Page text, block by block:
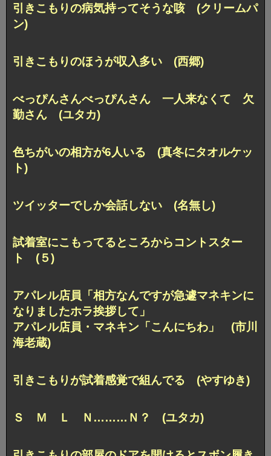
引きこもりの病気持ってそうな咳 (クリームパ
ン)
引きこもりのほうが収入多い (西郷)
べっぴんさんべっぴんさん 一人来なくて 欠
勤さん (ユタカ)
色ちがいの相方が6人いる (真冬にタオルケッ
ト)
ツイッターでしか会話しない (名無し)
試着室にこもってるところからコントスター
ト (５)
アパレル店員「相方なんですが急遽マネキンに
なりましたホラ挨拶して」
アパレル店員・マネキン「こんにちわ」 (市川
海老蔵)
引きこもりが試着感覚で組んでる (やすゆき)
Ｓ Ｍ Ｌ Ｎ………Ｎ？ (ユタカ)